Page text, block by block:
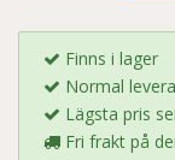
Finns i lager
Normal
Lägsta pris
Fri frakt på